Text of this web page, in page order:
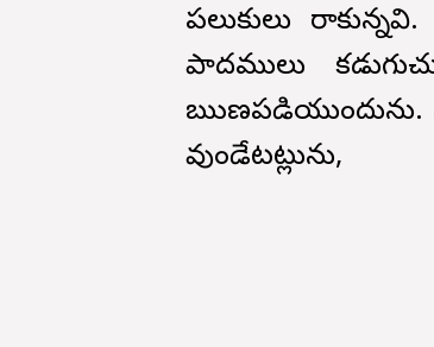
పలుకులు
పాదములు
ఋణపడియుందును.
వుండేటట్లును,